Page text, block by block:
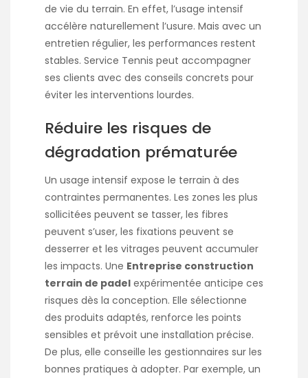
de vie du terrain. En effet, l’usage intensif
accélère naturellement l’usure. Mais avec un
entretien régulier, les performances restent
stables. Service Tennis peut accompagner
ses clients avec des conseils concrets pour
éviter les interventions lourdes.
Réduire les risques de
dégradation prématurée
Un usage intensif expose le terrain à des
contraintes permanentes. Les zones les plus
sollicitées peuvent se tasser, les fibres
peuvent s’user, les fixations peuvent se
desserrer et les vitrages peuvent accumuler
les impacts. Une Entreprise construction
terrain de padel expérimentée anticipe ces
risques dès la conception. Elle sélectionne
des produits adaptés, renforce les points
sensibles et prévoit une installation précise.
De plus, elle conseille les gestionnaires sur les
bonnes pratiques à adopter. Par exemple, un